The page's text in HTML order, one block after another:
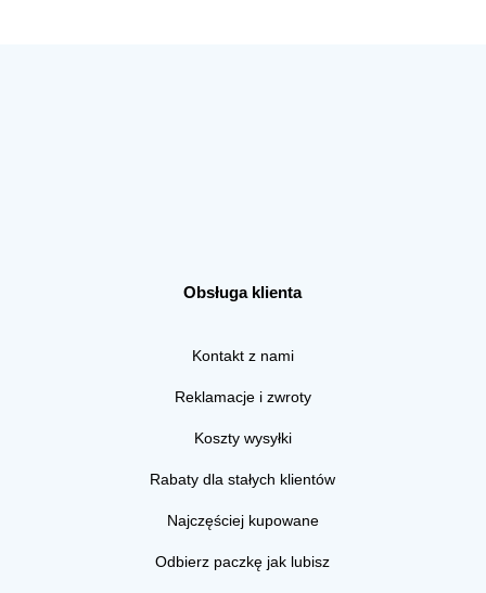
Obsługa klienta
Kontakt z nami
Reklamacje i zwroty
Koszty wysyłki
Rabaty dla stałych klientów
Najczęściej kupowane
Odbierz paczkę jak lubisz